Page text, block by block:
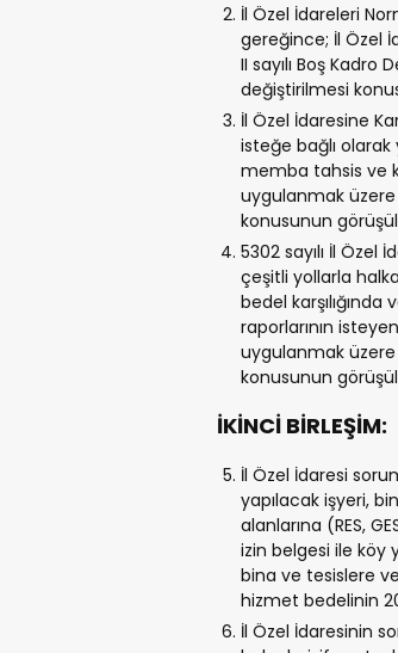
İl Özel İdareleri
gereğince; İl Özel
II sayılı Boş
değiştirilmesi
İl Özel İdaresine
isteğe bağlı
memba tahsis ve
uygulanmak
konusunun
5302 sayılı İl Özel
çeşitli yollarla
bedel
raporlarının
uygulanmak
konusunun
İKİNCİ BİRLEŞİM:
İl Özel İdaresi
yapılacak işyeri,
alanlarına (RES,
izin belgesi ile köy
bina ve tesislere
hizmet bedelinin
İl Özel İdaresinin